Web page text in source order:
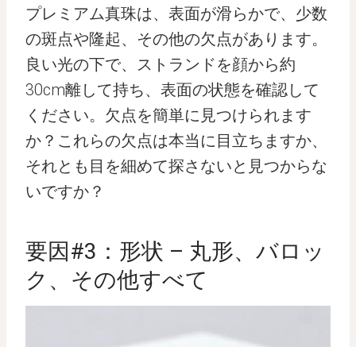
プレミアム真珠は、表面が滑らかで、少数
の斑点や隆起、その他の欠点があります。
良い光の下で、ストランドを顔から約
30cm離して持ち、表面の状態を確認して
ください。欠点を簡単に見つけられます
か？これらの欠点は本当に目立ちますか、
それとも目を細めて探さないと見つからな
いですか？
要因#3：形状 – 丸形、バロッ
ク、その他すべて